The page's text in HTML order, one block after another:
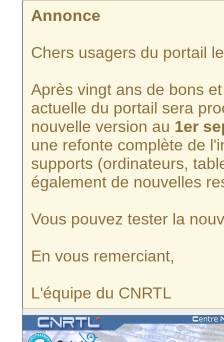
Annonce
Chers usagers du portail
Après vingt ans de bons
actuelle du portail sera
nouvelle version au 1er
une refonte complète de
supports (ordinateurs,
également de nouvelles
Vous pouvez tester la
En vous remerciant,
L'équipe du CNRTL